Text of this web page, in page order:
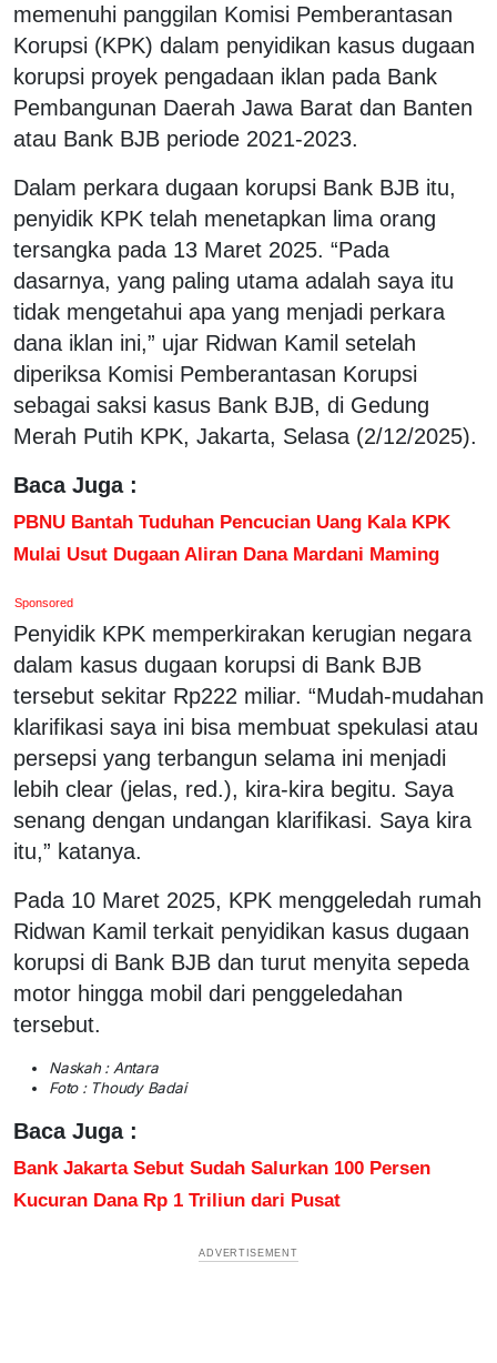
memenuhi panggilan Komisi Pemberantasan
Korupsi (KPK) dalam penyidikan kasus dugaan
korupsi proyek pengadaan iklan pada Bank
Pembangunan Daerah Jawa Barat dan Banten
atau Bank BJB periode 2021-2023.
Dalam perkara dugaan korupsi Bank BJB itu,
penyidik KPK telah menetapkan lima orang
tersangka pada 13 Maret 2025. “Pada
dasarnya, yang paling utama adalah saya itu
tidak mengetahui apa yang menjadi perkara
dana iklan ini,” ujar Ridwan Kamil setelah
diperiksa Komisi Pemberantasan Korupsi
sebagai saksi kasus Bank BJB, di Gedung
Merah Putih KPK, Jakarta, Selasa (2/12/2025).
Baca Juga :
PBNU Bantah Tuduhan Pencucian Uang Kala KPK
Mulai Usut Dugaan Aliran Dana Mardani Maming
Sponsored
Penyidik KPK memperkirakan kerugian negara
dalam kasus dugaan korupsi di Bank BJB
tersebut sekitar Rp222 miliar. “Mudah-mudahan
klarifikasi saya ini bisa membuat spekulasi atau
persepsi yang terbangun selama ini menjadi
lebih clear (jelas, red.), kira-kira begitu. Saya
senang dengan undangan klarifikasi. Saya kira
itu,” katanya.
Pada 10 Maret 2025, KPK menggeledah rumah
Ridwan Kamil terkait penyidikan kasus dugaan
korupsi di Bank BJB dan turut menyita sepeda
motor hingga mobil dari penggeledahan
tersebut.
Naskah : Antara
Foto : Thoudy Badai
Baca Juga :
Bank Jakarta Sebut Sudah Salurkan 100 Persen
Kucuran Dana Rp 1 Triliun dari Pusat